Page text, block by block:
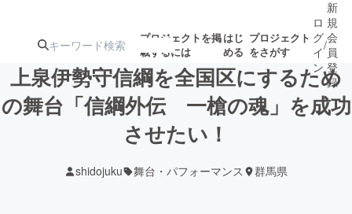
プロジェクトを掲
載するには
はじ
める
プロジェクト
をさがす
注目の新着プロ募集終了が近いプ
ロ
グ
イ
ン
/
新
規
会
員
登
録
上泉伊勢守信綱を全国区にするため
の舞台「信綱外伝 一槍の魂」を成功
させたい！
shidojuku 舞台・パフォーマンス 群馬県